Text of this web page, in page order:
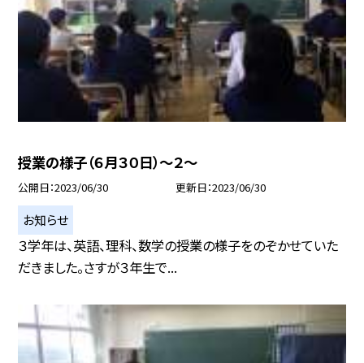
授業の様子（６月３０日）〜２〜
公開日 2023/06/30 更新日 2023/06/30
お知らせ
３学年は、英語、理科、数学の授業の様子をのぞかせていた
だきました。さすが３年生で...